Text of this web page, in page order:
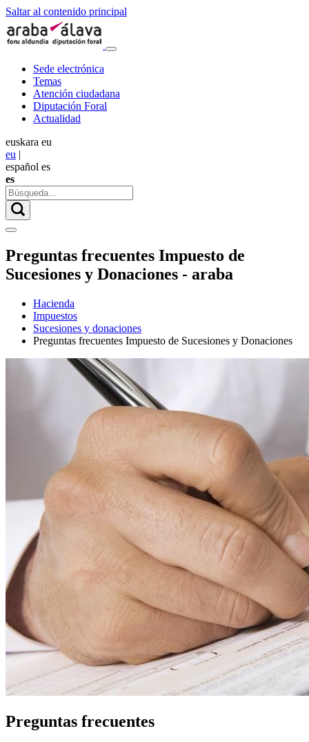
Saltar al contenido principal
Sede electrónica
Temas
Atención ciudadana
Diputación Foral
Actualidad
euskara eu
eu |
español es
es
Preguntas frecuentes Impuesto de
Sucesiones y Donaciones - araba
Hacienda
Impuestos
Sucesiones y donaciones
Preguntas frecuentes Impuesto de Sucesiones y Donaciones
Preguntas frecuentes